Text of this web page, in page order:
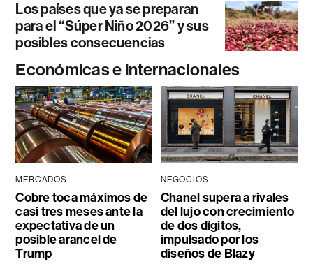
Los países que ya se preparan
para el “Súper Niño 2026” y sus
posibles consecuencias
Económicas e internacionales
MERCADOS
Cobre toca máximos de
casi tres meses ante la
expectativa de un
posible arancel de
Trump
NEGOCIOS
Chanel supera a rivales
del lujo con crecimiento
de dos dígitos,
impulsado por los
diseños de Blazy